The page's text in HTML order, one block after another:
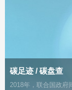
碳足迹 / 碳盘查
2018年，联合国政府